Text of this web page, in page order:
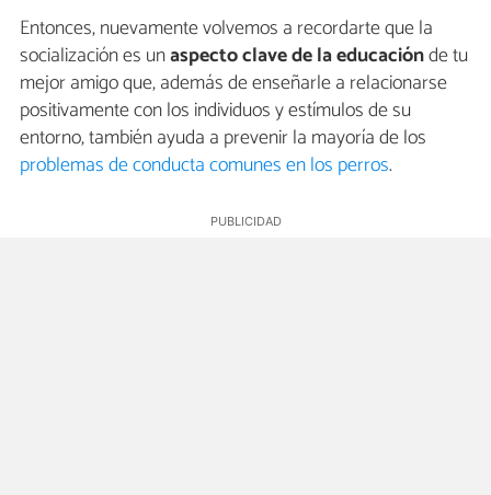
Entonces, nuevamente volvemos a recordarte que la
socialización es unaspecto clave de la educaciónde tu
mejor amigo que, además de enseñarle a relacionarse
positivamente con los individuos y estímulos de su
entorno, también ayuda a prevenir la mayoría de los
problemas de conducta comunes en los perros.